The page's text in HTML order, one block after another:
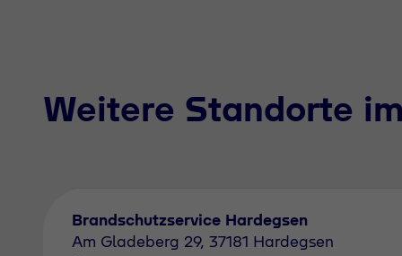
Weitere Standorte
Brandschutzservice Hardegsen
Am Gladeberg 29, 37181 Hardegsen